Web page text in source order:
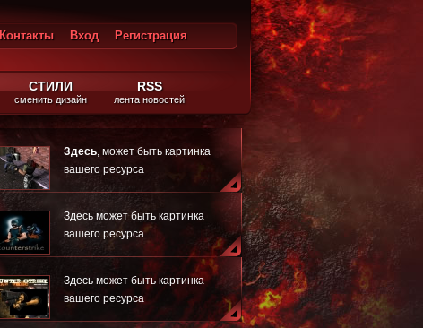
Контакты Вход
Регистрация
СТИЛИ
сменить дизайн
RSS
лента новостей
Здесь, может быть картинка
вашего ресурса
Здесь может быть картинка
вашего ресурса
Здесь может быть картинка
вашего ресурса